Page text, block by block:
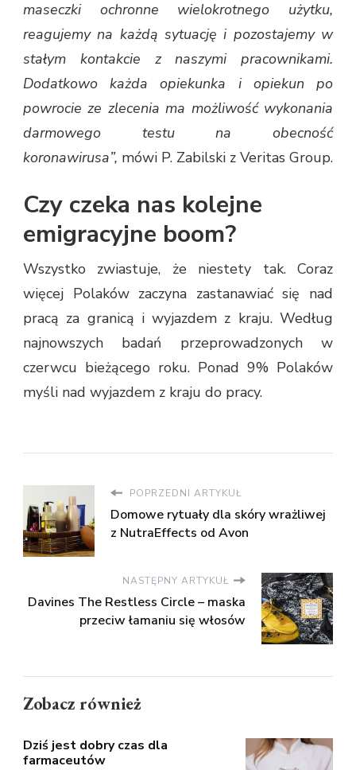
maseczki ochronne wielokrotnego użytku,
reagujemy na każdą sytuację i pozostajemy w
stałym kontakcie z naszymi pracownikami.
Dodatkowo każda opiekunka i opiekun po
powrocie ze zlecenia ma możliwość wykonania
darmowego testu na obecność
koronawirusa”, mówi P. Zabilski z Veritas Group.
Czy czeka nas kolejne
emigracyjne boom?
Wszystko zwiastuje, że niestety tak. Coraz
więcej Polaków zaczyna zastanawiać się nad
pracą za granicą i wyjazdem z kraju. Według
najnowszych badań przeprowadzonych w
czerwcu bieżącego roku. Ponad 9% Polaków
myśli nad wyjazdem z kraju do pracy.
POPRZEDNI ARTYKUŁ
Domowe rytuały dla skóry wrażliwej
z NutraEffects od Avon
NASTĘPNY ARTYKUŁ
Davines The Restless Circle – maska
przeciw łamaniu się włosów
Zobacz również
Dziś jest dobry czas dla
farmaceutów